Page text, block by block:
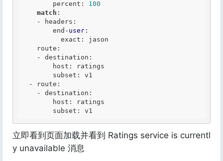
        percent:
100
match :
-
headers:
        end
-user :
-
destination:
-
route:
-
destination:
立即看到页面加载并看到 Ratings service is currentl
y unavailable 消息